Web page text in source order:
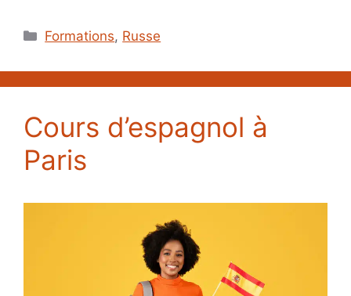
Catégories
Formations, Russe
Cours d’espagnol à
Paris